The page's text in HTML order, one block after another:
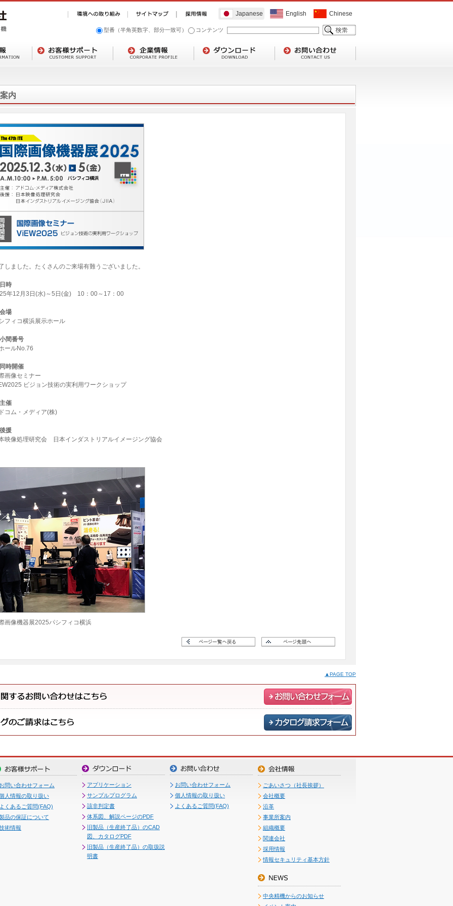
Japanese English Chinese
型番（半角英数字、部分一致可） コンテンツ
内
しました。たくさんのご来場有難うございました。
日時
年12月3日(水)～5日(金) 10：00～17：00
会場
フィコ横浜展示ホール
小間番号
ールNo.76
同時開催
画像セミナー
ビジョン技術の実利用ワークショップ
主催
コム・メディア(株)
後援
映像処理研究会 日本インダストリアルイメージング協会
画像機器展2025パシフィコ横浜
▲PAGE TOP
問い合わせフォーム
人情報の取り扱い
くあるご質問(FAQ)
品の保証について
術情報
アプリケーション
サンプルプログラム
該非判定書
体系図、解説ページのPDF
旧製品（生産終了品）のCAD
図、カタログPDF
旧製品（生産終了品）の取扱説
明書
お問い合わせフォーム
個人情報の取り扱い
よくあるご質問(FAQ)
ごあいさつ（社長挨拶）
会社概要
沿革
事業所案内
組織概要
関連会社
採用情報
情報セキュリティ基本方針
中央精機からのお知らせ